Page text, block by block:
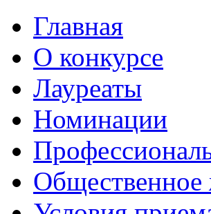
Главная
О конкурсе
Лауреаты
Номинации